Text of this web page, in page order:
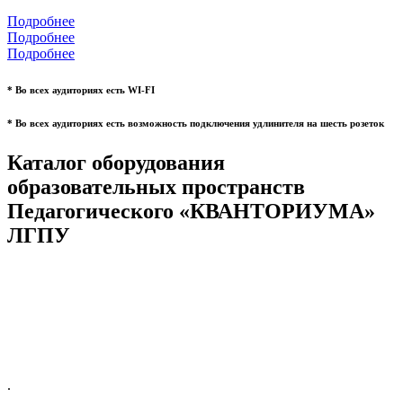
Подробнее
Подробнее
Подробнее
* Во всех аудиториях есть WI-FI
* Во всех аудиториях есть возможность подключения удлинителя на шесть розеток
Каталог оборудования
образовательных пространств
Педагогического «КВАНТОРИУМА»
ЛГПУ
.